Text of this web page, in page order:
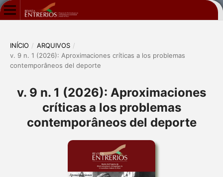
INÍCIO / ARQUIVOS /
v. 9 n. 1 (2026): Aproximaciones críticas a los problemas
contemporâneos del deporte
v. 9 n. 1 (2026): Aproximaciones
críticas a los problemas
contemporâneos del deporte